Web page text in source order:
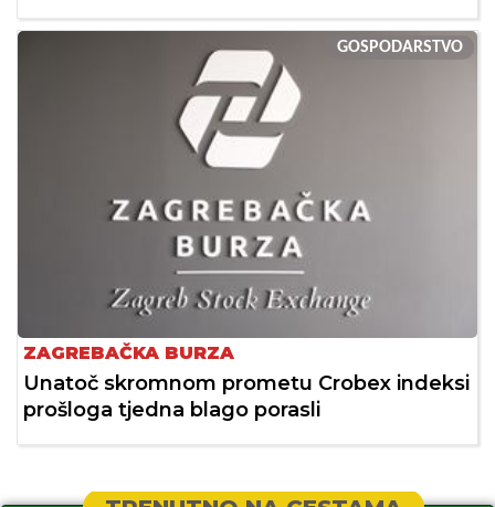
GOSPODARSTVO
ZAGREBAČKA BURZA
Unatoč skromnom prometu Crobex indeksi
prošloga tjedna blago porasli